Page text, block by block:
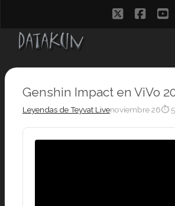
twitter
Genshin Impact en ViVo
Leyendas de Teyvat Livenoviembre 26⏱